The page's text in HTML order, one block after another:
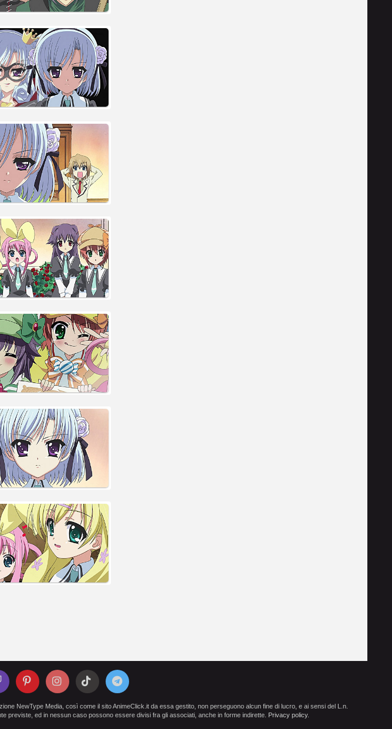
NewType Media, così come il sito AnimeClick.it da essa gestito, non perseguono alcun fine di lucro, e ai sensi del L.n.
previste, ed in nessun caso possono essere divisi fra gli associati, anche in forme indirette. Privacy policy.